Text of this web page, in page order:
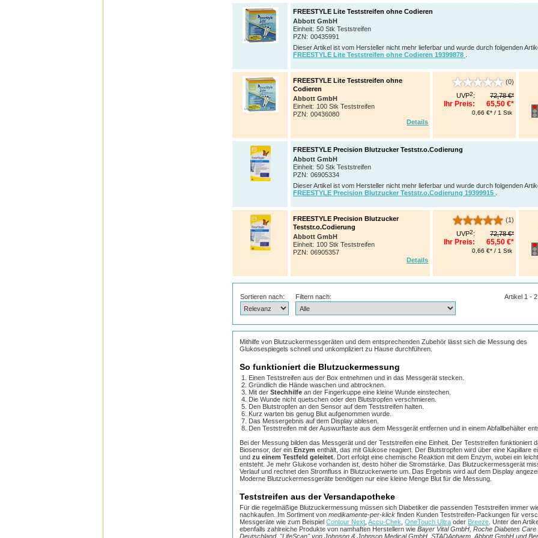
FREESTYLE Lite Teststreifen ohne Codieren
Abbott GmbH
Einheit: 50 Stk Teststreifen
PZN: 00435991
Dieser Artikel ist vom Hersteller nicht mehr lieferbar und wurde durch folgenden
FREESTYLE Lite Teststreifen ohne Codieren 19399878
FREESTYLE Lite Teststreifen ohne
Codieren
Abbott GmbH
Einheit: 100 Stk Teststreifen
PZN: 00436080
Details
(0)
UVP2: 72,78 €*
Ihr Preis: 65,50 €*
0,66 €* / 1 Stk
FREESTYLE Precision Blutzucker Teststr.o.Codierung
Abbott GmbH
Einheit: 50 Stk Teststreifen
PZN: 06905334
Dieser Artikel ist vom Hersteller nicht mehr lieferbar und wurde durch folgenden
FREESTYLE Precision Blutzucker Teststr.o.Codierung 19399915
FREESTYLE Precision Blutzucker
Teststr.o.Codierung
Abbott GmbH
Einheit: 100 Stk Teststreifen
PZN: 06905357
Details
(1)
UVP2: 72,78 €*
Ihr Preis: 65,50 €*
0,66 €* / 1 Stk
Sortieren nach: Filtern nach: Artikel 1 -
Mithilfe von Blutzuckermessgeräten und dem entsprechenden Zubehör lässt sich die Messung des
Glukosespiegels schnell und unkompliziert zu Hause durchführen.
So funktioniert die Blutzuckermessung
Einen Teststreifen aus der Box entnehmen und in das Messgerät stecken.
Gründlich die Hände waschen und abtrocknen.
Mit derStechhilfe an der Fingerkuppe eine kleine Wunde einstechen.
Die Wunde nicht quetschen oder den Blutstropfen verschmieren.
Den Blutstropfen an den Sensor auf dem Teststreifen halten.
Kurz warten bis genug Blut aufgenommen wurde.
Das Messergebnis auf dem Display ablesen.
Den Teststreifen mit der Auswurftaste aus dem Messgerät entfernen und in einem Abfallbehälter
Bei der Messung bilden das Messgerät und der Teststreifen eine Einheit. Der Teststreifen funktioniert
Biosensor, der einEnzym enthält, das mit Glukose reagiert. Der Blutstropfen wird über eine Kapillare
und zu einem Testfeld geleitet . Dort erfolgt eine chemische Reaktion mit dem Enzym, wobei ein
entsteht. Je mehr Glukose vorhanden ist, desto höher die Stromstärke. Das Blutzuckermessgerät
Verlauf und rechnet den Stromfluss in Blutzuckerwerte um. Das Ergebnis wird auf dem Display
Moderne Blutzuckermessgeräte benötigen nur eine kleine Menge Blut für die Messung.
Teststreifen aus der Versandapotheke
Für die regelmäßige Blutzuckermessung müssen sich Diabetiker die passenden Teststreifen immer
nachkaufen. Im Sortiment vonmedikamente-per-klick finden Kunden Teststreifen-Packungen für
Messgeräte wie zum BeispielContour Next ,Accu-Chek ,OneTouch Ultra oder Breeze . Unter den
ebenfalls zahlreiche Produkte von namhaften Herstellern wieBayer Vital GmbH, Roche Diabetes Care
Deutschland, "LifeScan" von Johnson & Johnson Medical GmbH, STADApharm, Abbott GmbH und